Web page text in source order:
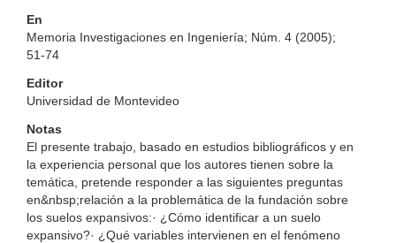
En
Memoria Investigaciones en Ingeniería; Núm. 4 (2005);
51-74
Editor
Universidad de Montevideo
Notas
El presente trabajo, basado en estudios bibliográficos y en
la experiencia personal que los autores tienen sobre la
temática, pretende responder a las siguientes preguntas
en&nbsp;relación a la problemática de la fundación sobre
los suelos expansivos:· ¿Cómo identificar a un suelo
expansivo?· ¿Qué variables intervienen en el fenómeno